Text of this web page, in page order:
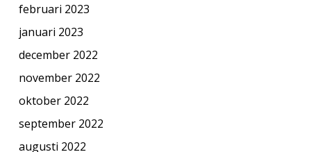
februari 2023
januari 2023
december 2022
november 2022
oktober 2022
september 2022
augusti 2022